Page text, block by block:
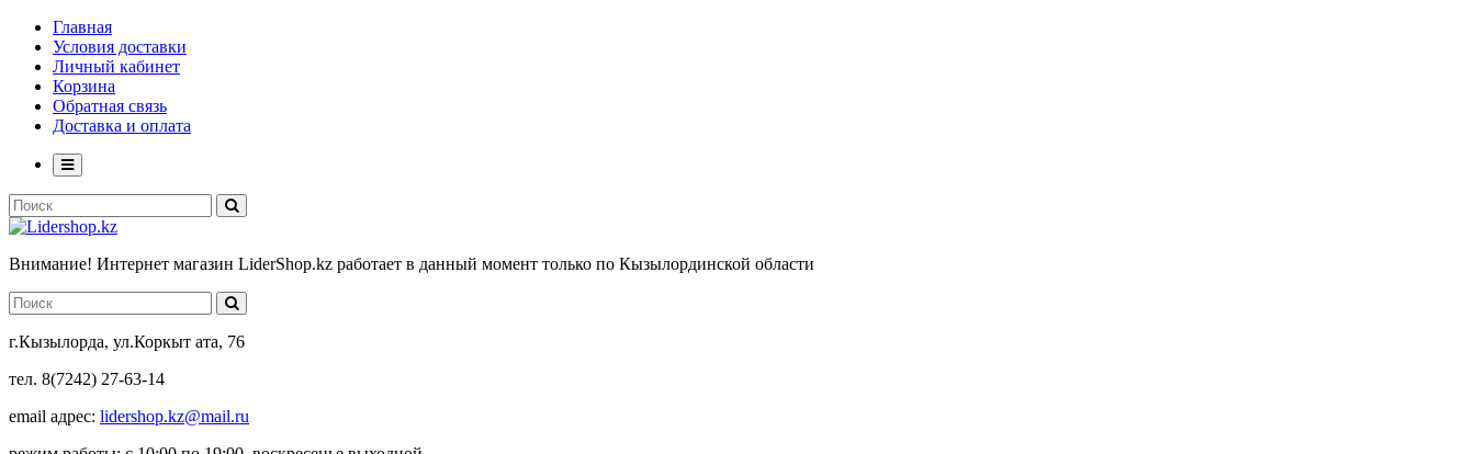
Главная
Условия доставки
Личный кабинет
Корзина
Обратная связь
Доставка и оплата
Внимание! Интернет магазин LiderShop.kz работает в данный момент только по Кызылординской области
г.Кызылорда, ул.Коркыт ата, 76
тел. 8(7242) 27-63-14
email адрес: lidershop.kz@mail.ru